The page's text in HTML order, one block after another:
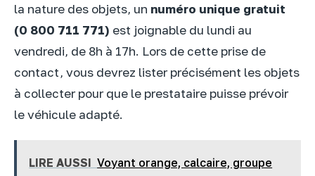
la nature des objets, un numéro unique gratuit
(0 800 711 771) est joignable du lundi au
vendredi, de 8h à 17h. Lors de cette prise de
contact, vous devrez lister précisément les objets
à collecter pour que le prestataire puisse prévoir
le véhicule adapté.
LIRE AUSSI Voyant orange, calcaire, groupe